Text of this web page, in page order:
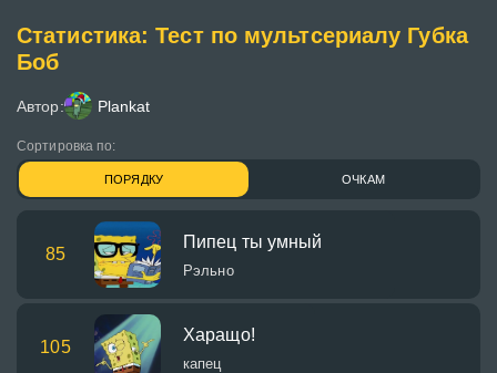
Статистика: Тест по мультсериалу Губка
Боб
Автор: Plankat
Сортировка по:
ПОРЯДКУ ОЧКАМ
85
Пипец ты умный
Рэльно
105
Харащо!
капец